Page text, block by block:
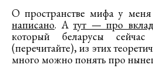
О пространстве мифа у меня
написано. А тут — про
который беларусы сейчас
(перечитайте), из этих
много можно понять про